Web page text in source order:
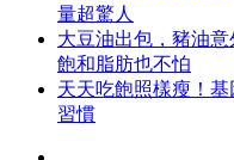
量超驚人
大豆油出包，豬油意
飽和脂肪也不怕
天天吃飽照樣瘦！
習慣